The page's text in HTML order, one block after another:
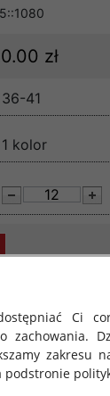
zł
36-41
1 kolor
Ci
zachowania.
zakresu
podstronie